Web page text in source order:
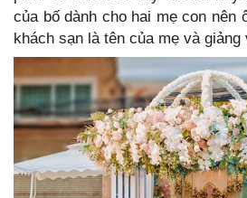
của bố dành cho hai mẹ con nên
khách sạn là tên của mẹ và giảng